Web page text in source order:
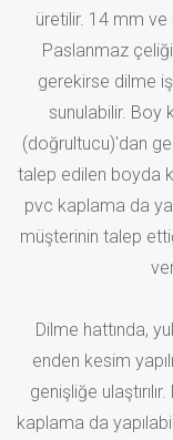
üretilir. 14 mm ve
Paslanmaz
gerekirse dilme
sunulabilir. Boy
(doğrultucu)'dan
talep edilen boyda
pvc kaplama da
müşterinin talep
Dilme hattında,
enden kesim
genişliğe
kaplama da